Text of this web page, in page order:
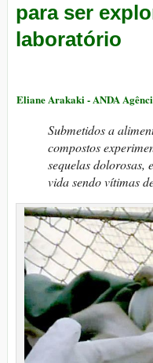
para ser
laboratório
Eliane Arakaki - ANDA
Submetidos a
compostos
sequelas dolorosas,
vida sendo vítimas